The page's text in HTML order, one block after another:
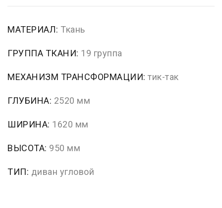
МАТЕРИАЛ: Ткань
ГРУППА ТКАНИ: 19 группа
МЕХАНИЗМ ТРАНСФОРМАЦИИ: тик-так
ГЛУБИНА: 2520 мм
ШИРИНА: 1620 мм
ВЫСОТА: 950 мм
ТИП: диван угловой